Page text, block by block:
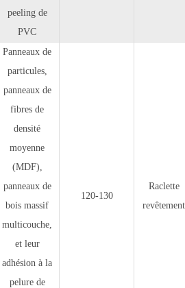
peeling de
PVC
Panneaux de
particules,
panneaux de
fibres de
densité
moyenne
(MDF),
panneaux de
bois massif
multicouche,
et leur
adhésion à la
pelure de
120-130
Raclette
revêtement